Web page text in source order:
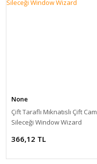
None
Çift Taraflı Mıknatıslı Çift Cam
Sileceği Window Wizard
366,12 TL